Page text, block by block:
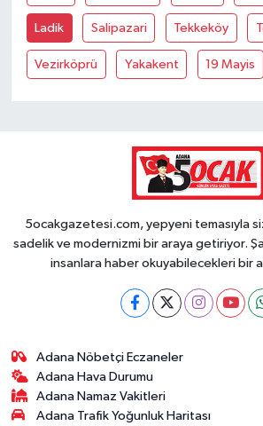
Ladik Salipazari Tekkeköy
Vezirköprü Yakakent 19 Mayis
5ocakgazetesi.com, yepyeni temasıyla
sadelik ve modernizmi bir araya getiriyor.
insanlara haber okuyabilecekleri bir
Adana Nöbetçi Eczaneler
Adana Hava Durumu
Adana Namaz Vakitleri
Adana Trafik Yoğunluk Haritası